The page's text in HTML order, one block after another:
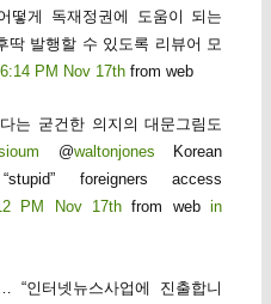
떻게 독재정권에 도움이 되는
딱 발행할 수 있도록 리뷰어 모
6:14 PM Nov 17th from web
는 굳건한 의지의 대문그림도
@waltonjones Korean
foreigners access
PM Nov 17th from web in
… “인터넷뉴스사업에 진출합니